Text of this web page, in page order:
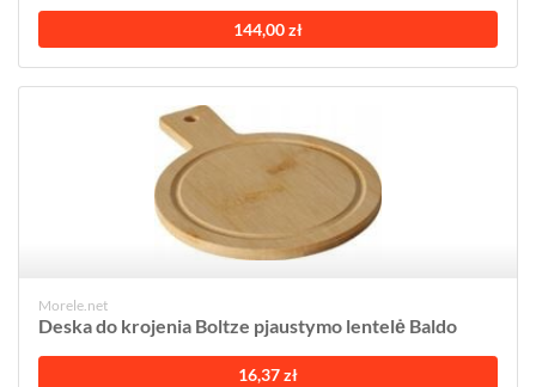
144,00 zł
Morele.net
Deska do krojenia Boltze pjaustymo lentelė Baldo
16,37 zł